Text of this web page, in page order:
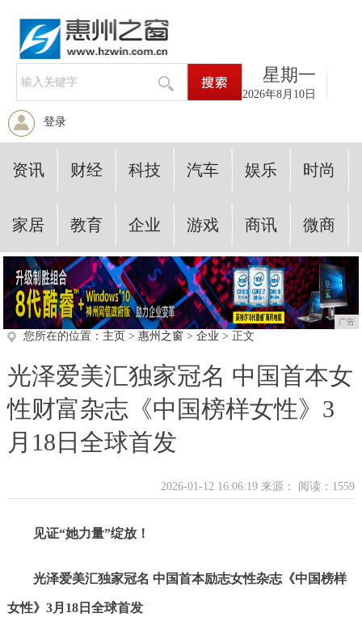
星期一
2026年8月10日
登录
资讯 财经 科技 汽车 娱乐 时尚
家居 教育 企业 游戏 商讯 微商
广告
您所在的位置： 主页 > 惠州之窗> 企业 > 正文
光泽爱美汇独家冠名 中国首本女
性财富杂志《中国榜样女性》3
月18日全球首发
2026-01-12 16:06:19 来源： 阅读：1559
见证“她力量”绽放！
光泽爱美汇独家冠名 中国首本励志女性杂志《中国榜样
女性》3月18日全球首发